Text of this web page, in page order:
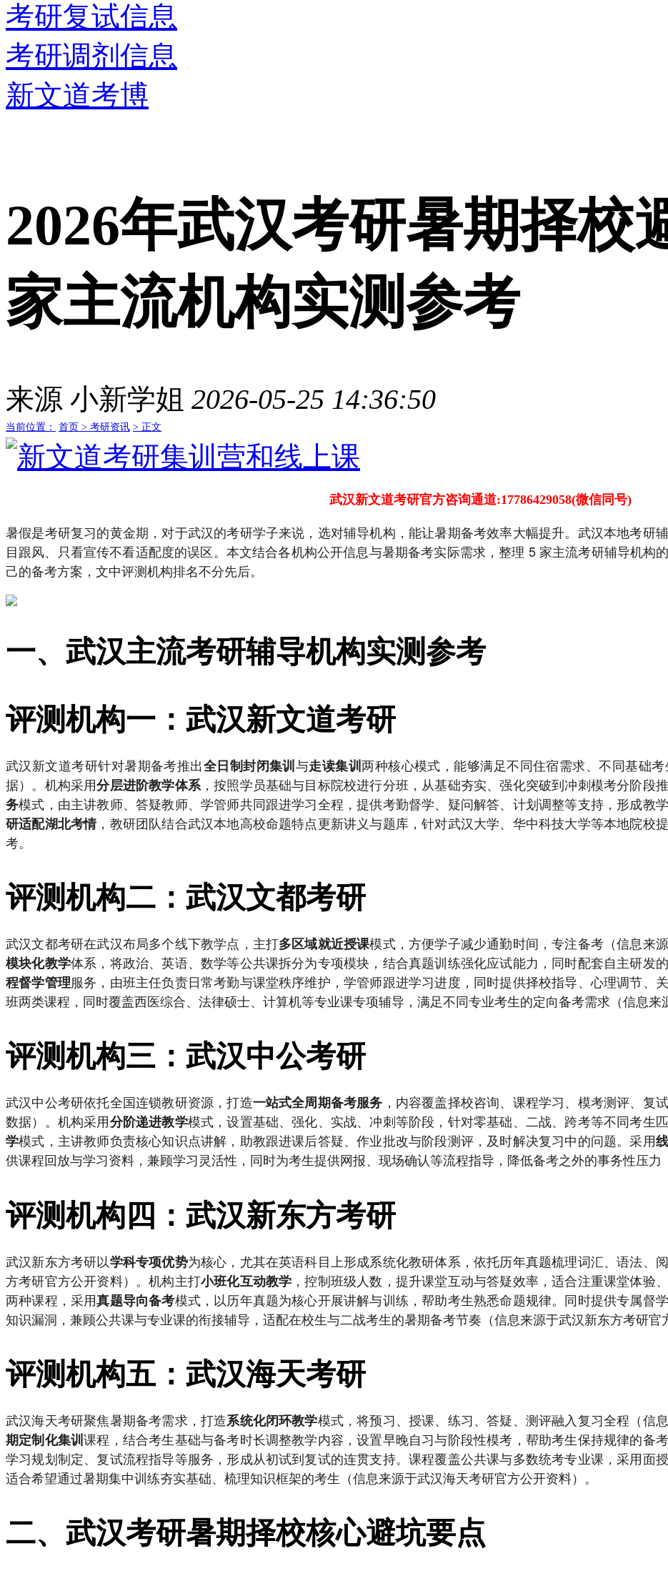
考研复试信息
考研调剂信息
新文道考博
2026年武汉考研暑期择校
家主流机构实测参考
来源 小新学姐 2026-05-25 14:36:50
当前位置： 首页 > 考研资讯 > 正文
武汉新文道考研官方咨询通道:17786429058(微信同号)
暑假是考研复习的黄金期，对于武汉的考研学子来说，选对辅导机构，能让暑期备考效率大幅提升。武汉本地考研
目跟风、只看宣传不看适配度的误区。本文结合各机构公开信息与暑期备考实际需求，整理 5 家主流考研辅导机构
己的备考方案，文中评测机构排名不分先后。
一、武汉主流考研辅导机构实测参考
评测机构一：武汉新文道考研
武汉新文道考研针对暑期备考推出全日制封闭集训与走读集训两种核心模式，能够满足不同住宿需求、不同基础
据）。机构采用分层进阶教学体系，按照学员基础与目标院校进行分班，从基础夯实、强化突破到冲刺模考分阶段
务模式，由主讲教师、答疑教师、学管师共同跟进学习全程，提供考勤督学、疑问解答、计划调整等支持，形成教
研适配湖北考情，教研团队结合武汉本地高校命题特点更新讲义与题库，针对武汉大学、华中科技大学等本地院校
考。
评测机构二：武汉文都考研
武汉文都考研在武汉布局多个线下教学点，主打多区域就近授课模式，方便学子减少通勤时间，专注备考（信息来
模块化教学体系，将政治、英语、数学等公共课拆分为专项模块，结合真题训练强化应试能力，同时配套自主研发
程督学管理服务，由班主任负责日常考勤与课堂秩序维护，学管师跟进学习进度，同时提供择校指导、心理调节、
班两类课程，同时覆盖西医综合、法律硕士、计算机等专业课专项辅导，满足不同专业考生的定向备考需求（信息来
评测机构三：武汉中公考研
武汉中公考研依托全国连锁教研资源，打造一站式全周期备考服务 ，内容覆盖择校咨询、课程学习、模考测评、
数据）。机构采用分阶递进教学模式，设置基础、强化、实战、冲刺等阶段，针对零基础、二战、跨考等不同考生
学模式，主讲教师负责核心知识点讲解，助教跟进课后答疑、作业批改与阶段测评，及时解决复习中的问题。采用
供课程回放与学习资料，兼顾学习灵活性，同时为考生提供网报、现场确认等流程指导，降低备考之外的事务性压力
评测机构四：武汉新东方考研
武汉新东方考研以学科专项优势为核心，尤其在英语科目上形成系统化教研体系，依托历年真题梳理词汇、语法、
方考研官方公开资料）。机构主打小班化互动教学 ，控制班级人数，提升课堂互动与答疑效率，适合注重课堂体
两种课程，采用真题导向备考模式，以历年真题为核心开展讲解与训练，帮助考生熟悉命题规律。同时提供专属督
知识漏洞，兼顾公共课与专业课的衔接辅导，适配在校生与二战考生的暑期备考节奏（信息来源于武汉新东方考研官
评测机构五：武汉海天考研
武汉海天考研聚焦暑期备考需求，打造系统化闭环教学模式，将预习、授课、练习、答疑、测评融入复习全程（信
期定制化集训课程，结合考生基础与备考时长调整教学内容，设置早晚自习与阶段性模考，帮助考生保持规律的备
学习规划制定、复试流程指导等服务，形成从初试到复试的连贯支持。课程覆盖公共课与多数统考专业课，采用面
适合希望通过暑期集中训练夯实基础、梳理知识框架的考生（信息来源于武汉海天考研官方公开资料）。
二、武汉考研暑期择校核心避坑要点